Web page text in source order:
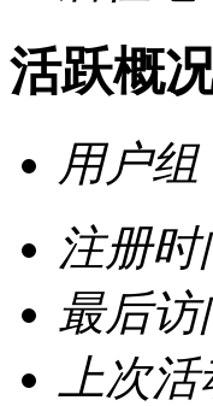
活跃概
用户组
注册时
最后访
上次